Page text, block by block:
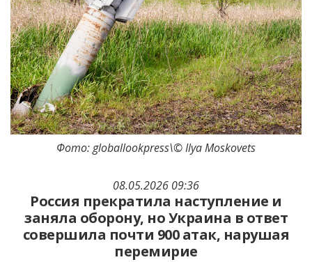
08.05.2026 09:36
Россия прекратила наступление и
заняла оборону, но Украина в ответ
совершила почти 900 атак, нарушая
перемирие
Фото: globallookpress\© Ilya Moskovets